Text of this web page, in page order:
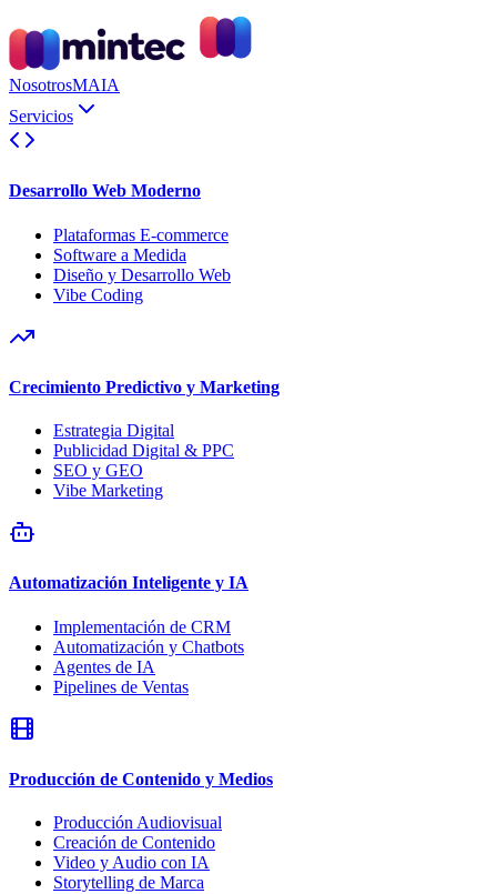
NosotrosMAIA
Servicios
Desarrollo Web Moderno
Plataformas E-commerce
Software a Medida
Diseño y Desarrollo Web
Vibe Coding
Crecimiento Predictivo y Marketing
Estrategia Digital
Publicidad Digital & PPC
SEO y GEO
Vibe Marketing
Automatización Inteligente y IA
Implementación de CRM
Automatización y Chatbots
Agentes de IA
Pipelines de Ventas
Producción de Contenido y Medios
Producción Audiovisual
Creación de Contenido
Video y Audio con IA
Storytelling de Marca